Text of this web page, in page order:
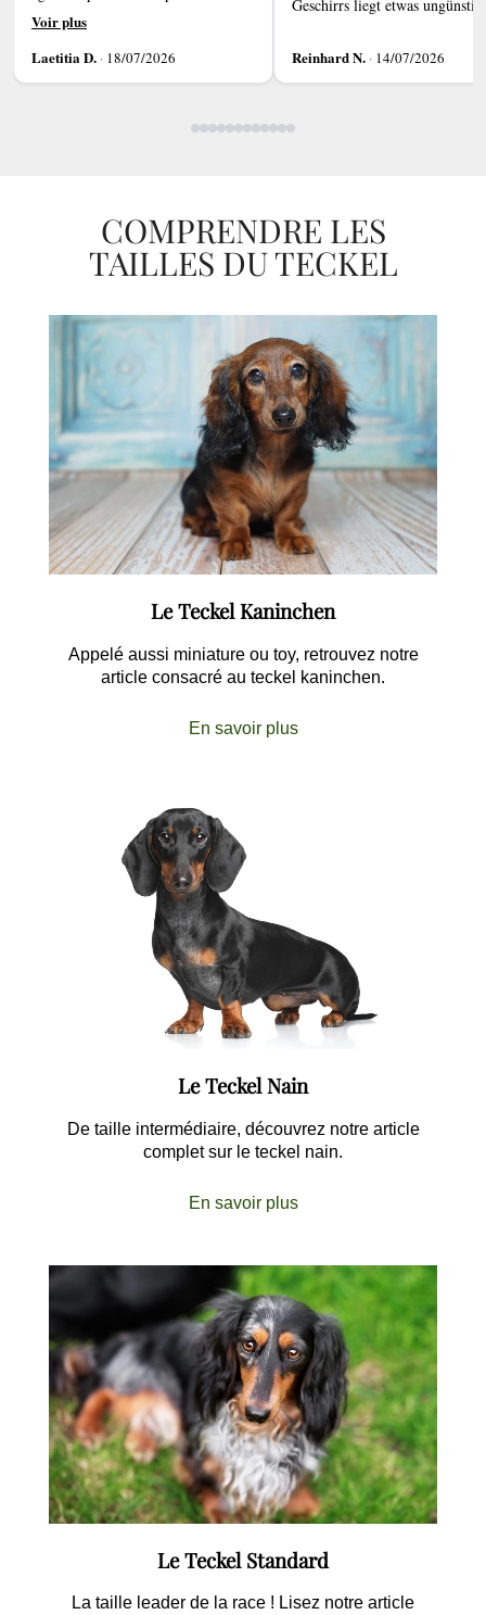
recommande.
Voir plus
Laetitia D. · 18/07/2026
Geschirrs liegt etwas ungünstig.
Reinhard N. · 14/07/2026
COMPRENDRE LES
TAILLES DU TECKEL
Le Teckel Kaninchen
Appelé aussi miniature ou toy, retrouvez notre
article consacré au teckel kaninchen.
En savoir plus
Le Teckel Nain
De taille intermédiaire, découvrez notre article
complet sur le teckel nain.
En savoir plus
Le Teckel Standard
La taille leader de la race ! Lisez notre article